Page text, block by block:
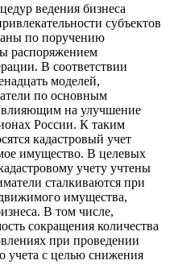
ведения бизнеса
субъектов
по поручению
распоряжением
В соответствии
моделей,
по основным
влияющим на улучшение
России. К таким
кадастровый учет
имущество. В целевых
учету учтены
сталкиваются при
имущества,
В том числе,
сокращения количества
при проведении
учета с целью снижения